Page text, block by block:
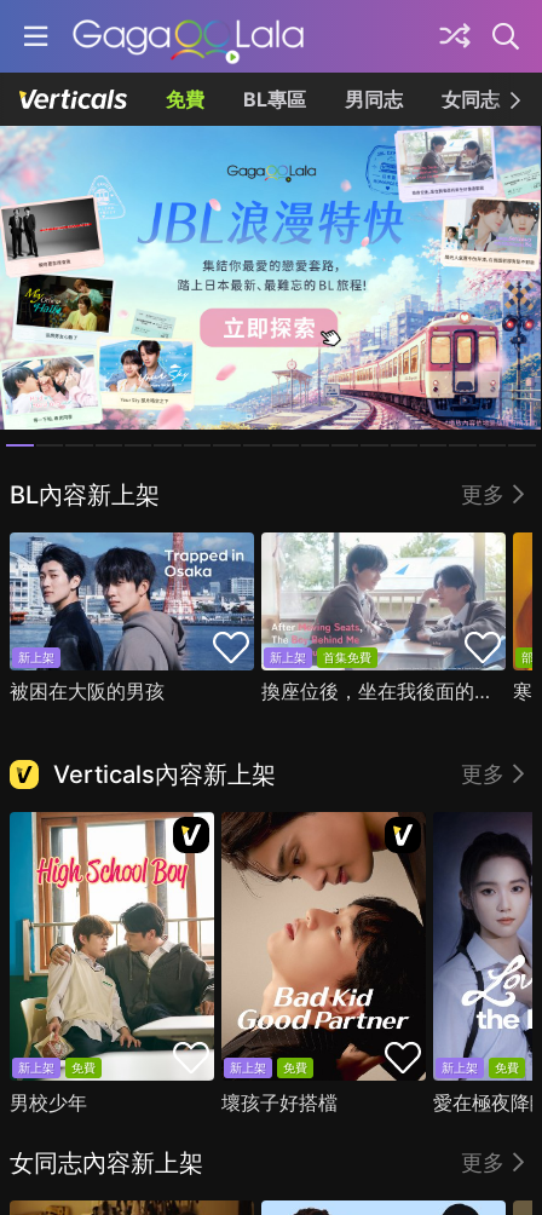
免費 BL專區 男同志 女同志
Homepage
BL內容新上架 更多
新上架
被困在大阪的男孩
新上架 首集免費
換座位後，坐在我後面的男生好像喜歡我
部
寒
Verticals內容新上架 更多
新上架 免費
男校少年
新上架 免費
壞孩子好搭檔
新上架 免費
愛在極夜降
女同志內容新上架 更多